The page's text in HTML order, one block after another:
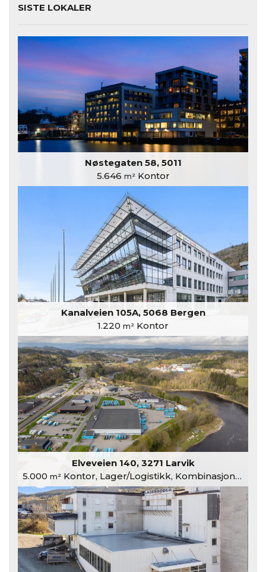
SISTE LOKALER
Nøstegaten 58, 5011
5.646 m²Kontor
Kanalveien 105A, 5068 Bergen
1.220 m² Kontor
Elveveien 140, 3271 Larvik
5.000 m²Kontor, Lager/Logistikk, Kombinasjonslokaler